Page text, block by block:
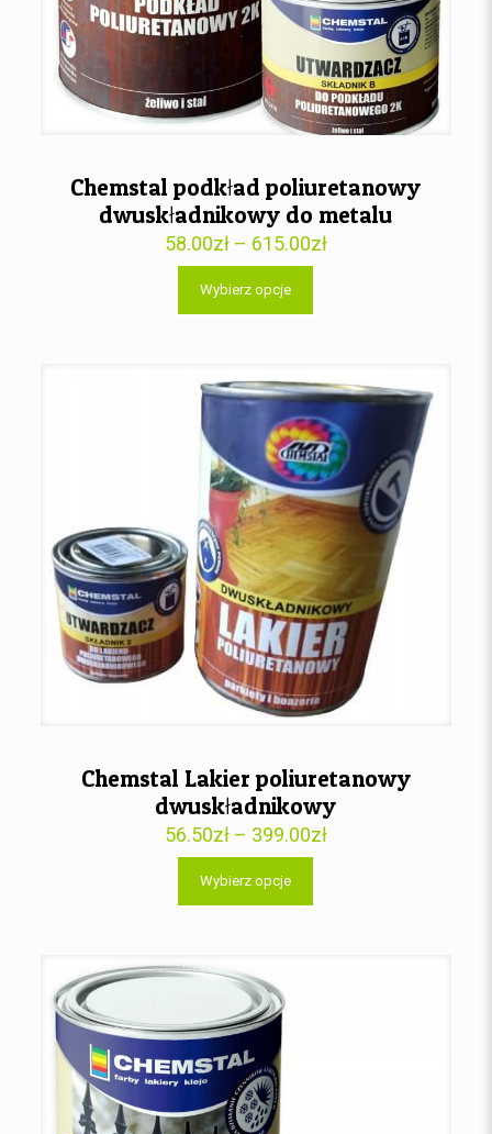
Chemstal podkład poliuretanowy
dwuskładnikowy do metalu
58.00zł– 615.00zł
Wybierz opcje
Chemstal Lakier poliuretanowy
dwuskładnikowy
56.50zł– 399.00zł
Wybierz opcje